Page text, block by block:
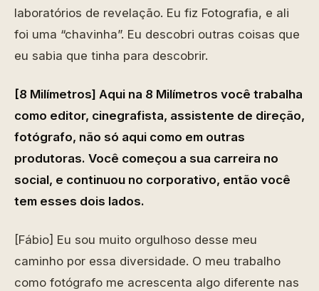
laboratórios de revelação. Eu fiz Fotografia, e ali
foi uma “chavinha”. Eu descobri outras coisas que
eu sabia que tinha para descobrir.
[8 Milímetros] Aqui na 8 Milímetros você trabalha
como editor, cinegrafista, assistente de direção,
fotógrafo, não só aqui como em outras
produtoras. Você começou a sua carreira no
social, e continuou no corporativo, então você
tem esses dois lados.
[Fábio] Eu sou muito orgulhoso desse meu
caminho por essa diversidade. O meu trabalho
como fotógrafo me acrescenta algo diferente nas